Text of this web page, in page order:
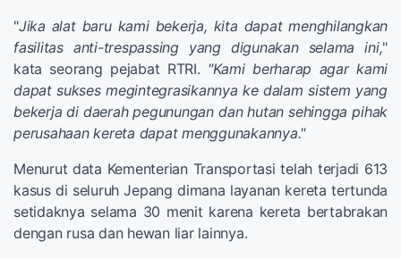
"Jika alat baru kami bekerja, kita dapat menghilangkan
fasilitas anti-trespassing yang digunakan selama ini,"
kata seorang pejabat RTRI. "Kami berharap agar kami
dapat sukses megintegrasikannya ke dalam sistem yang
bekerja di daerah pegunungan dan hutan sehingga pihak
perusahaan kereta dapat menggunakannya."
Menurut data Kementerian Transportasi telah terjadi 613
kasus di seluruh Jepang dimana layanan kereta tertunda
setidaknya selama 30 menit karena kereta bertabrakan
dengan rusa dan hewan liar lainnya.